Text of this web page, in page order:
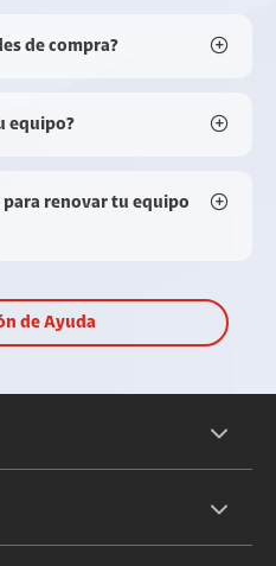
de compra?
equipo?
para renovar tu equipo
de Ayuda